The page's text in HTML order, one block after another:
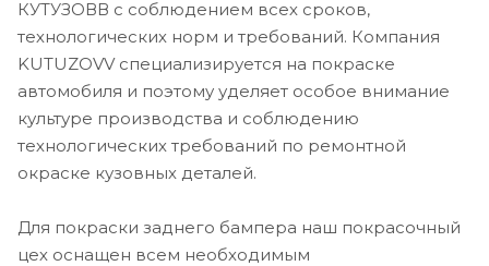
КУТУЗОВВ с соблюдением всех сроков,
технологических норм и требований. Компания
KUTUZOVV специализируется на покраске
автомобиля и поэтому уделяет особое внимание
культуре производства и соблюдению
технологических требований по ремонтной
окраске кузовных деталей.
Для покраски заднего бампера наш покрасочный
цех оснащен всем необходимым